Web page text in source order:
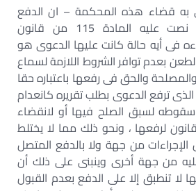
به قضاء هذه المحكمة – ان الدفع
بعدم القبول والذى نصت عليه المادة 115 من قانون
فى أيه حالة كانت عليها الدعوى هو
بعدم توافر الشروط اللازمة لسماع
والحق فى رفعها باعتباره حقا
ترفع الدعوى بطلب تقريره كانعدام
لسبق الصلح فيها أو لانقضاء
لرفعها ، ونحو ذلك مما لا يختلط
من جهة ولا بالدفع المتصل
من جهة أخرى وينبنى على ذلك أن
إليها لا تنطبق إلا على الدفع بعدم القبول